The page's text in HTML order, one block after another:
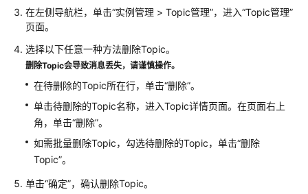
入
门
用
南
RocketMQ
业
使
在左侧导航栏，单击“实例管理 > Topic管理”，进入“Topic管理”
页面。
选择以下任意一种方法删除Topic。
删除Topic会导致消息丢失，请谨慎操作。
在待删除的Topic所在行，单击“删除”。
单击待删除的Topic名称，进入Topic详情页面。在页面右上
角，单击“删除”。
如需批量删除Topic，勾选待删除的Topic，单击“删除
Topic”。
单击“确定”，确认删除Topic。